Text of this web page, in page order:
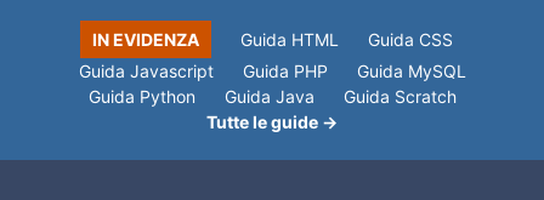
IN EVIDENZA Guida HTML
Guida CSS
Guida Javascript
Guida PHP
Guida MySQL
Guida Python
Guida Java
Guida Scratch
Tutte le guide →